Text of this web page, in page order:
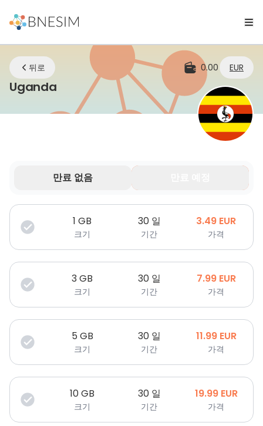
뒤로 0.00 EUR
UgandaeSIM | 어디에 있든 연결 유지
만료 없음
데이터는 제한된 기간 동안만 유효합니다.
1 GB
크기
30 일
기간
3.49 EUR
가격
3GB
크기
30 일
기간
7.99 EUR
가격
5 GB
크기
30 일
기간
11.99 EUR
가격
10GB
크기
30 일
기간
19.99 EUR
가격